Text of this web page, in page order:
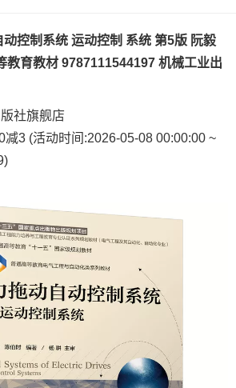
控制系统 运动控制 系统 第5版 阮毅
教育教材 9787111544197 机械工业出
社旗舰店
减3 (活动时间:2026-05-08 00:00:00 ~